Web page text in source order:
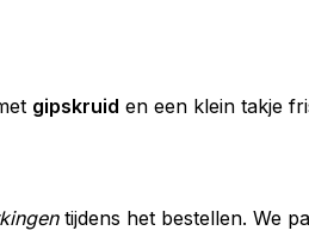
gipskruid en een klein takje
tijdens het bestellen. We